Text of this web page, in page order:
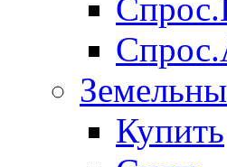
Купить